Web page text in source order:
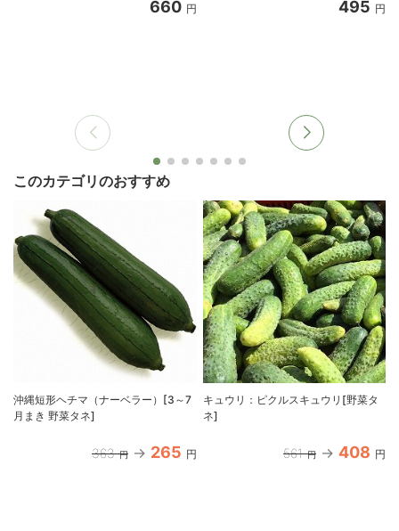
660 円 495 円
このカテゴリのおすすめ
沖縄短形ヘチマ（ナーベラー）[3～7
月まき 野菜タネ]
363 円 265 円
キュウリ：ピクルスキュウリ[野菜タ
ネ]
561 円 408 円